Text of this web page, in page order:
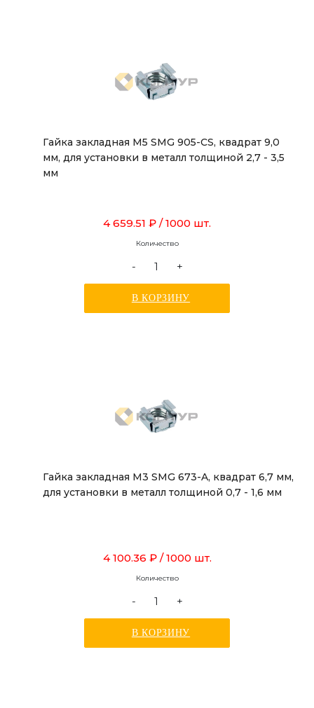
Гайка закладная М5 SMG 905-CS, квадрат 9,0
мм, для установки в металл толщиной 2,7 - 3,5
мм
4 659.51 ₽ / 1000 шт.
Количество
- +
В КОРЗИНУ
Гайка закладная М3 SMG 673-A, квадрат 6,7 мм,
для установки в металл толщиной 0,7 - 1,6 мм
4 100.36 ₽ / 1000 шт.
Количество
- +
В КОРЗИНУ